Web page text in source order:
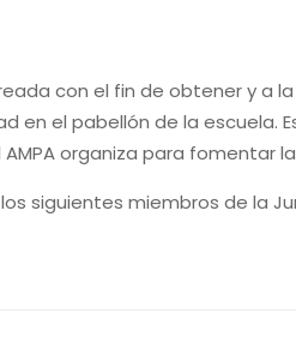
con el fin de obtener y a
en el pabellón de la
organiza para fomentar
siguientes miembros de la